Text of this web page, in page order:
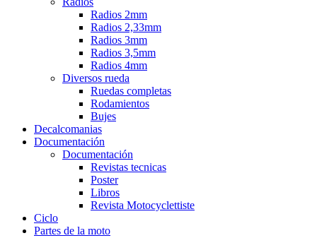
Radios 2mm
Radios 2,33mm
Radios 3mm
Radios 3,5mm
Radios 4mm
Diversos rueda
Ruedas completas
Rodamientos
Bujes
Decalcomanias
Documentación
Documentación
Revistas tecnicas
Poster
Libros
Revista Motocyclettiste
Ciclo
Partes de la moto